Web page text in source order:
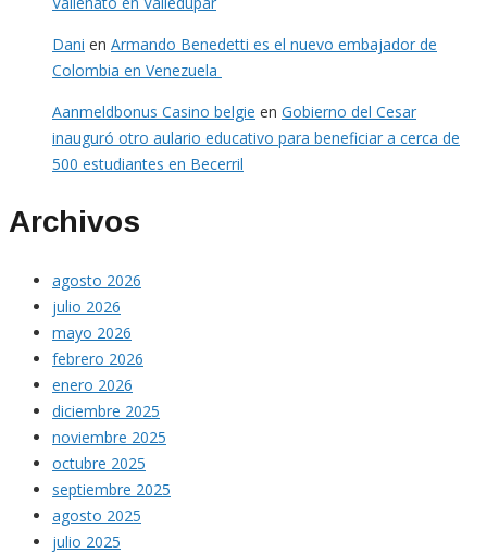
Dani en Armando Benedetti es el nuevo embajador de
Colombia en Venezuela
Aanmeldbonus Casino belgie en Gobierno del Cesar
inauguró otro aulario educativo para beneficiar a cerca de
500 estudiantes en Becerril
Archivos
agosto 2026
julio 2026
mayo 2026
febrero 2026
enero 2026
diciembre 2025
noviembre 2025
octubre 2025
septiembre 2025
agosto 2025
julio 2025